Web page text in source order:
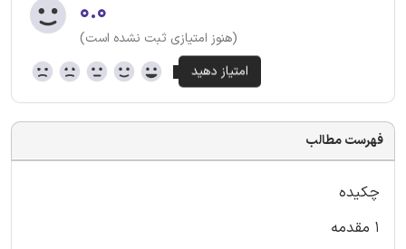
۰.۰
(هنوز امتیازی ثبت نشده است)
فهرست مطالب
چکیده
۱ مقدمه